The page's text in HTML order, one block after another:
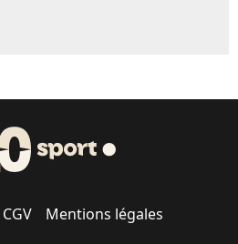
CGV Mentions légales